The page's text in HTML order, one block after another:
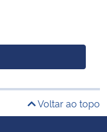
Voltar ao topo